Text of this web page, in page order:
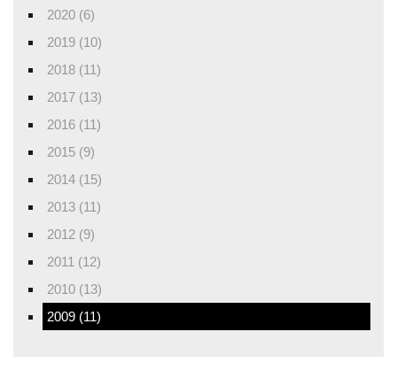
2020 (6)
2019 (10)
2018 (11)
2017 (13)
2016 (11)
2015 (9)
2014 (15)
2013 (11)
2012 (9)
2011 (12)
2010 (13)
2009 (11)